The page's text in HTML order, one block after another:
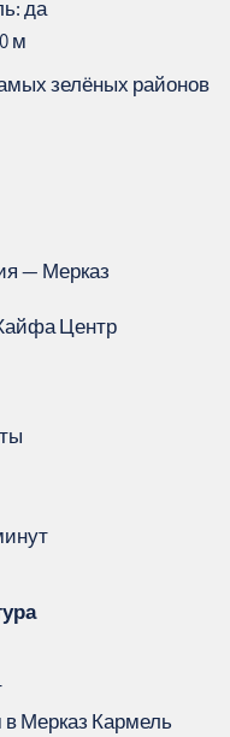
да
м
зелёных районов
— Мерказ
Центр
Мерказ Кармель